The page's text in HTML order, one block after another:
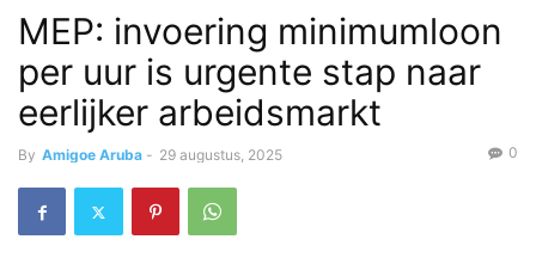
MEP: invoering minimumloon
per uur is urgente stap naar
eerlijker arbeidsmarkt
By Amigoe Aruba - 29 augustus, 2025 0